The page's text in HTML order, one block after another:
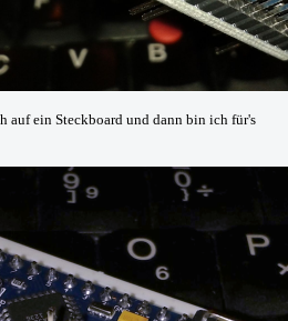
auf ein Steckboard und dann bin ich für's